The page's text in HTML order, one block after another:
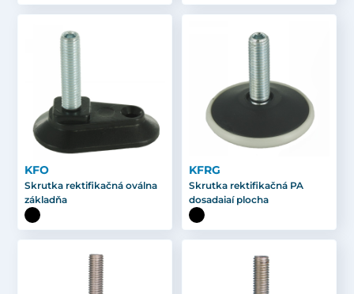
KFO
Skrutka rektifikačná oválna
základňa
KFRG
Skrutka rektifikačná PA
dosadaiaí plocha